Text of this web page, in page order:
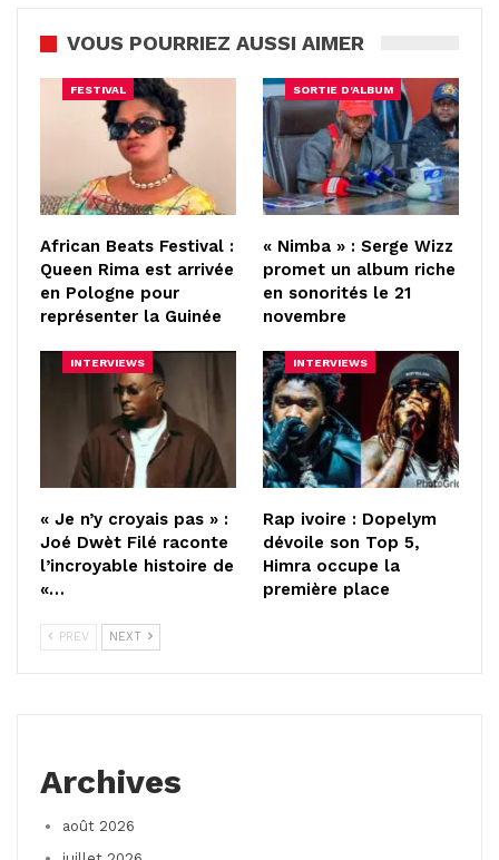
VOUS POURRIEZ AUSSI AIMER
FESTIVAL
African Beats Festival :
Queen Rima est arrivée
en Pologne pour
représenter la Guinée
SORTIE D'ALBUM
« Nimba » : Serge Wizz
promet un album riche
en sonorités le 21
novembre
INTERVIEWS
« Je n’y croyais pas » :
Joé Dwèt Filé raconte
l’incroyable histoire de
«…
INTERVIEWS
Rap ivoire : Dopelym
dévoile son Top 5,
Himra occupe la
première place
PREV NEXT
Archives
août 2026